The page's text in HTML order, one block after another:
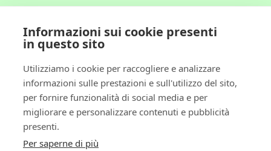
Connettiti con noi
Ricevi le nostre ultime storie nel feed
Policy
Privacy policy
Cookie policy
Gestione preferenze cookie
Informazioni sui cookie presenti
in questo sito
Utilizziamo i cookie per raccogliere e analizzare
informazioni sulle prestazioni e sull'utilizzo del sito,
per fornire funzionalità di social media e per
migliorare e personalizzare contenuti e pubblicità
presenti.
Per saperne di più